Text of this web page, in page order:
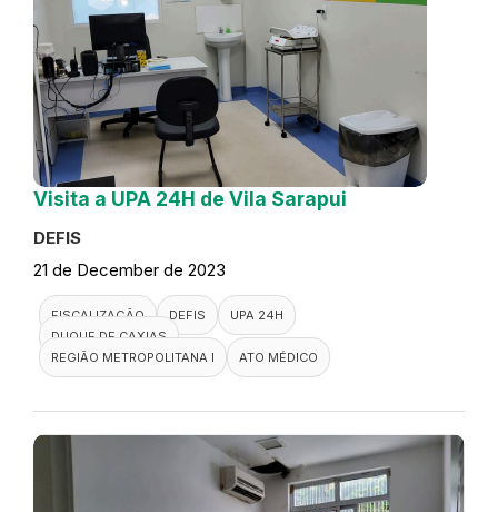
Visita a UPA 24H de Vila Sarapui
DEFIS
21 de December de 2023
FISCALIZAÇÃO DEFIS
UPA 24H
DUQUE DE CAXIAS
REGIÃO METROPOLITANA I
ATO MÉDICO